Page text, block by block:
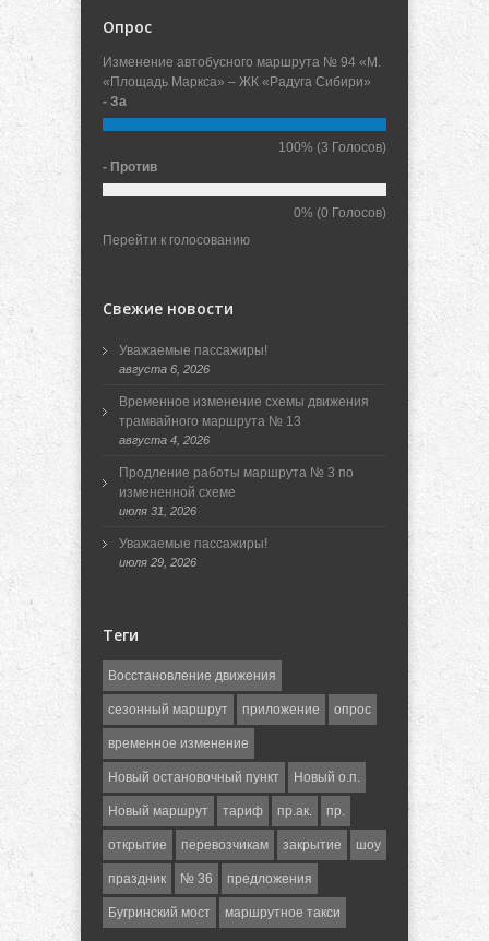
Опрос
Изменение автобусного маршрута № 94 «М.
«Площадь Маркса» – ЖК «Радуга Сибири»
- За
100% (3 Голосов)
- Против
0% (0 Голосов)
Перейти к голосованию
Свежие новости
Уважаемые пассажиры!
августа 6, 2026
Временное изменение схемы движения
трамвайного маршрута № 13
августа 4, 2026
Продление работы маршрута № 3 по
измененной схеме
июля 31, 2026
Уважаемые пассажиры!
июля 29, 2026
Теги
Восстановление движения
сезонный маршрут приложение опрос
временное изменение
Новый остановочный пункт Новый о.п.
Новый маршрут тариф пр.ак. пр.
открытие перевозчикам закрытие шоу
праздник № 36 предложения
Бугринский мост маршрутное такси